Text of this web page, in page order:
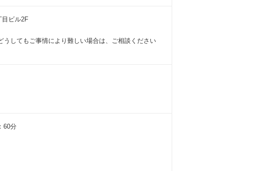
や活用方法を提案。
サポートまで担当します。
務効率化と生徒のキャリア選択支援を両立させます。
支援を実施。
材が集まる仕組み」を創出します。
せるためのサポートを実施。
的実現のための活用方法の提案
内外での活用サポート 等
」
択にどう結び付けるか」
ビル2F
してもご事情により難しい場合は、ご相談ください
60分